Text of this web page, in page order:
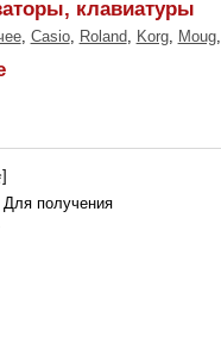
клавиатуры
, Casio, Roland, Korg, Moug,
получения